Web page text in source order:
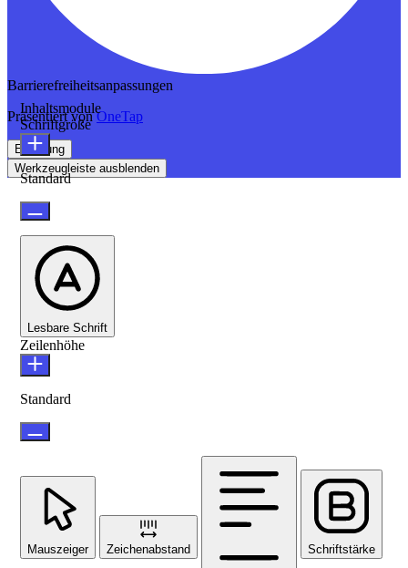
Barrierefreiheitsanpassungen
Präsentiert vonOneTap
Erklärung
Werkzeugleiste ausblenden
Inhaltsmodule
Schriftgröße
Standard
Lesbare Schrift
Zeilenhöhe
Standard
Mauszeiger Zeichenabstand Schriftstärke